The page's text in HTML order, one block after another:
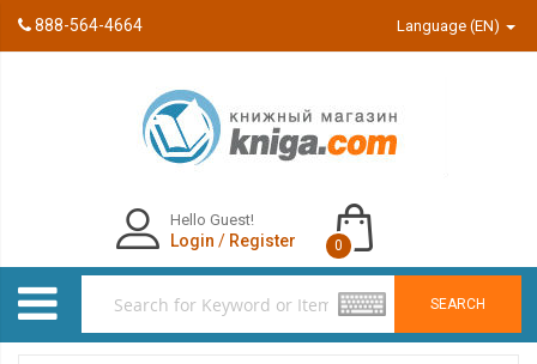
888-564-4664 Language (EN)
SEARCH
Hello Guest!
Login / Register 0